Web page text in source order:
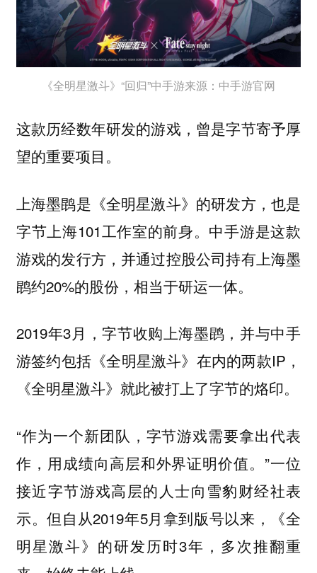
《全明星激斗》“回归”中手游来源：中手游官网
这款历经数年研发的游戏，曾是字节寄予厚
望的重要项目。
上海墨鹍是《全明星激斗》的研发方，也是
字节上海101工作室的前身。中手游是这款
游戏的发行方，并通过控股公司持有上海墨
鹍约20%的股份，相当于研运一体。
2019年3月，字节收购上海墨鹍，并与中手
游签约包括《全明星激斗》在内的两款IP，
《全明星激斗》就此被打上了字节的烙印。
“作为一个新团队，字节游戏需要拿出代表
作，用成绩向高层和外界证明价值。”一位
接近字节游戏高层的人士向雪豹财经社表
示。但自从2019年5月拿到版号以来，《全
明星激斗》的研发历时3年，多次推翻重